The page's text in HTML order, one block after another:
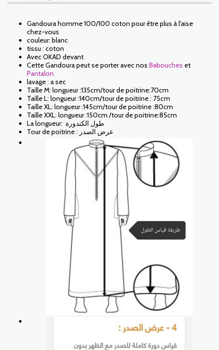
Gandoura homme 100/100 coton pour être plus à l'aise
chez-vous
couleur: blanc
tissu : coton
Avec OKAD devant
Cette Gandoura peut se porter avec nos Babouches et
Pantalon
lavage : a sec
Taille M: longueur :135cm/tour de poitrine:70cm
Taille L: longueur :140cm/tour de poitrine : 75cm
Taille XL: longueur :145cm/tour de poitrine :80cm
Taille XXL: longueur :150cm /tour de poitrine:85cm
La longueur: طول الكندورة
Tour de poitrine : عرض الصدر